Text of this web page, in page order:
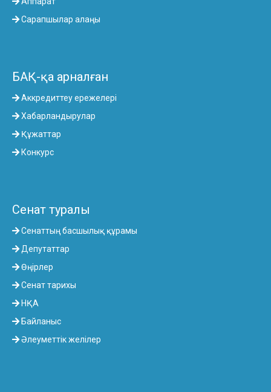
Сарапшылар алаңы
БАҚ-қа арналған
Аккредиттеу ережелері
Хабарландырулар
Құжаттар
Конкурс
Сенат туралы
Сенаттың басшылық құрамы
Депутаттар
Өңірлер
Сенат тарихы
НҚА
Байланыс
Әлеуметтік желілер